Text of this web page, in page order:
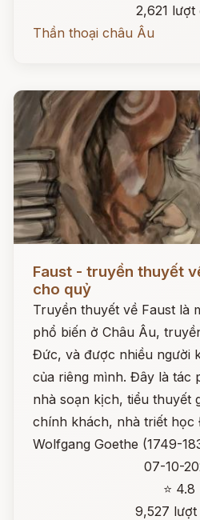
2,621 lượt
Thần thoại châu Âu
Faust - truyền thuyết
cho quỷ
Truyền thuyết về Faust là
phổ biến ở Châu Âu,
Đức, và được nhiều người
của riêng mình. Đây là tác
nhà soạn kịch, tiểu thuyết
chính khách, nhà triết
Wolfgang Goethe (1749-
07-10-
⭐ 4.8
9,527 lượt